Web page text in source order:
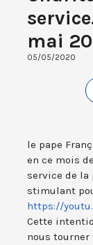
mai
05/05/2020
le pape
en ce mois
service de la
stimulant
https://
Cette
nous